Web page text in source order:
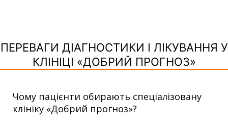
ПЕРЕВАГИ ДІАГНОСТИКИ І ЛІКУВАННЯ У
КЛІНІЦІ «ДОБРИЙ ПРОГНОЗ»
Чому пацієнти обирають спеціалізовану
клініку «Добрий прогноз»?